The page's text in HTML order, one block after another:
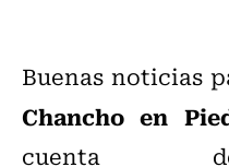
Buenas noticias
Chancho en
cuenta